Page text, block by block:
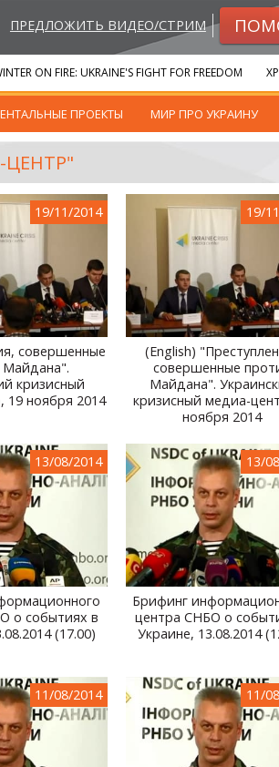
ПРЕДЛОЖИТЬ ВИДЕО/СТРИМ
ПРОЕКТЫ МИР ПРО УКРАИНУ
ON FIRE: UKRAINE'S FIGHT FOR FREEDOM
ЦЕНТР"
19/11/2014
совершенные
Майдана".
кризисный
19 ноября 2014
19/
(English)
совершенные
Майдана".
кризисный медиа-
ноября 2014
13/08/2014
о событиях в
(17.00)
13/
Брифинг
центра СНБО о
Украине, 13.08.2014
11/08/2014 11/